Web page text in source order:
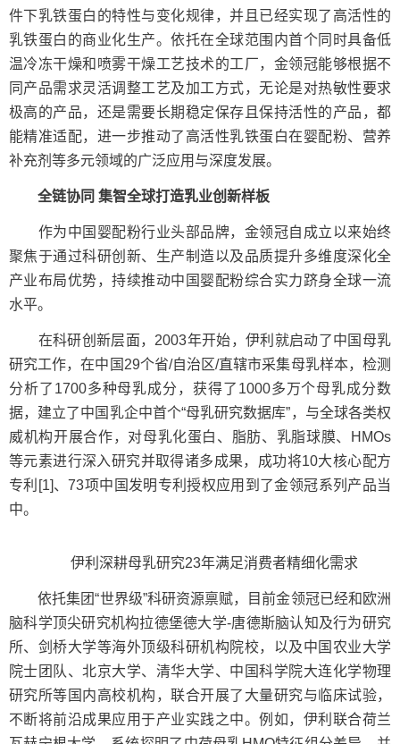
件下乳铁蛋白的特性与变化规律，并且已经实现了高活性的
乳铁蛋白的商业化生产。依托在全球范围内首个同时具备低
温冷冻干燥和喷雾干燥工艺技术的工厂，金领冠能够根据不
同产品需求灵活调整工艺及加工方式，无论是对热敏性要求
极高的产品，还是需要长期稳定保存且保持活性的产品，都
能精准适配，进一步推动了高活性乳铁蛋白在婴配粉、营养
补充剂等多元领域的广泛应用与深度发展。
全链协同 集智全球打造乳业创新样板
作为中国婴配粉行业头部品牌，金领冠自成立以来始终
聚焦于通过科研创新、生产制造以及品质提升多维度深化全
产业布局优势，持续推动中国婴配粉综合实力跻身全球一流
水平。
在科研创新层面，2003年开始，伊利就启动了中国母乳
研究工作，在中国29个省/自治区/直辖市采集母乳样本，检测
分析了1700多种母乳成分，获得了1000多万个母乳成分数
据，建立了中国乳企中首个“母乳研究数据库”，与全球各类权
威机构开展合作，对母乳化蛋白、脂肪、乳脂球膜、HMOs
等元素进行深入研究并取得诸多成果，成功将10大核心配方
专利[1]、73项中国发明专利授权应用到了金领冠系列产品当
中。
伊利深耕母乳研究23年满足消费者精细化需求
依托集团“世界级”科研资源禀赋，目前金领冠已经和欧洲
脑科学顶尖研究机构拉德堡德大学-唐德斯脑认知及行为研究
所、剑桥大学等海外顶级科研机构院校，以及中国农业大学
院士团队、北京大学、清华大学、中国科学院大连化学物理
研究所等国内高校机构，联合开展了大量研究与临床试验，
不断将前沿成果应用于产业实践之中。例如，伊利联合荷兰